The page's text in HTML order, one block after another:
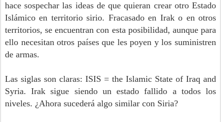
hace sospechar las ideas de que quieran crear otro Estado
Islámico en territorio sirio. Fracasado en Irak o en otros
territorios, se encuentran con esta posibilidad, aunque para
ello necesitan otros países que les poyen y los suministren
de armas.
Las siglas son claras: ISIS = the Islamic State of Iraq and
Syria. Irak sigue siendo un estado fallido a todos los
niveles. ¿Ahora sucederá algo similar con Siria?